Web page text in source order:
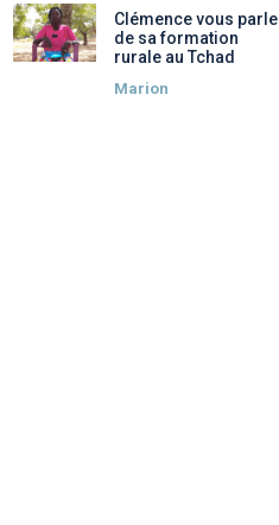
Clémence vous parle
de sa formation
rurale au Tchad
Marion